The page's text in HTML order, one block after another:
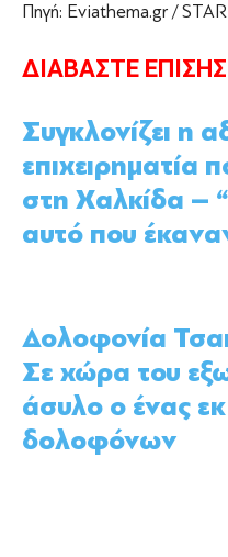
Πηγή: Eviathema.gr /
ΔΙΑΒΑΣΤΕ ΕΠΙΣΗΣ
Συγκλονίζει η
επιχειρηματία
στη Χαλκίδα –
αυτό που
Δολοφονία
Σε χώρα του
άσυλο ο ένας
δολοφόνων